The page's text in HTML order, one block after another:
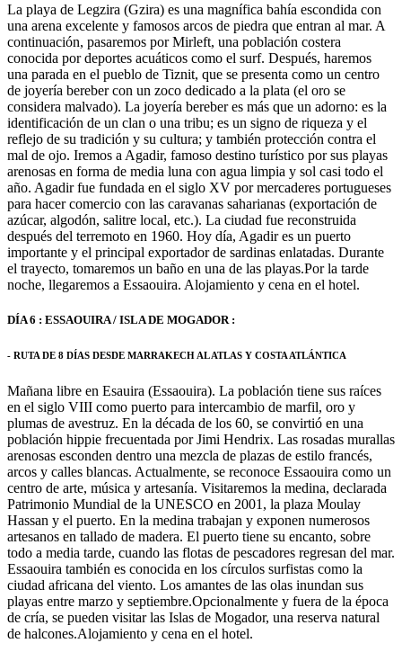
La playa de Legzira (Gzira) es una magnífica bahía escondida con
una arena excelente y famosos arcos de piedra que entran al mar. A
continuación, pasaremos por Mirleft, una población costera
conocida por deportes acuáticos como el surf. Después, haremos
una parada en el pueblo de Tiznit, que se presenta como un centro
de joyería bereber con un zoco dedicado a la plata (el oro se
considera malvado). La joyería bereber es más que un adorno: es la
identificación de un clan o una tribu; es un signo de riqueza y el
reflejo de su tradición y su cultura; y también protección contra el
mal de ojo. Iremos a Agadir, famoso destino turístico por sus playas
arenosas en forma de media luna con agua limpia y sol casi todo el
año. Agadir fue fundada en el siglo XV por mercaderes portugueses
para hacer comercio con las caravanas saharianas (exportación de
azúcar, algodón, salitre local, etc.). La ciudad fue reconstruida
después del terremoto en 1960. Hoy día, Agadir es un puerto
importante y el principal exportador de sardinas enlatadas. Durante
el trayecto, tomaremos un baño en una de las playas.Por la tarde
noche, llegaremos a Essaouira. Alojamiento y cena en el hotel.
DÍA 6 : ESSAOUIRA / ISLA DE MOGADOR :
- RUTA DE 8 DÍAS DESDE MARRAKECH AL ATLAS Y COSTA ATLÁNTICA
Mañana libre en Esauira (Essaouira). La población tiene sus raíces
en el siglo VIII como puerto para intercambio de marfil, oro y
plumas de avestruz. En la década de los 60, se convirtió en una
población hippie frecuentada por Jimi Hendrix. Las rosadas murallas
arenosas esconden dentro una mezcla de plazas de estilo francés,
arcos y calles blancas. Actualmente, se reconoce Essaouira como un
centro de arte, música y artesanía. Visitaremos la medina, declarada
Patrimonio Mundial de la UNESCO en 2001, la plaza Moulay
Hassan y el puerto. En la medina trabajan y exponen numerosos
artesanos en tallado de madera. El puerto tiene su encanto, sobre
todo a media tarde, cuando las flotas de pescadores regresan del mar.
Essaouira también es conocida en los círculos surfistas como la
ciudad africana del viento. Los amantes de las olas inundan sus
playas entre marzo y septiembre.Opcionalmente y fuera de la época
de cría, se pueden visitar las Islas de Mogador, una reserva natural
de halcones.Alojamiento y cena en el hotel.